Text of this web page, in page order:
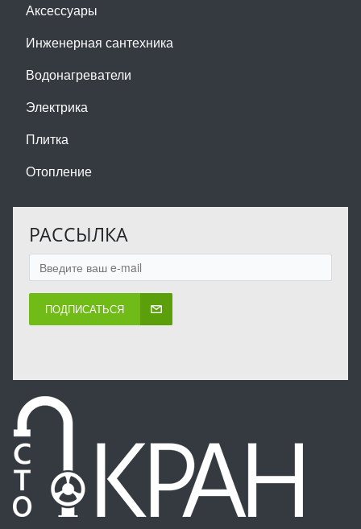
Аксессуары
Инженерная сантехника
Водонагреватели
Электрика
Плитка
Отопление
РАССЫЛКА
ПОДПИСАТЬСЯ